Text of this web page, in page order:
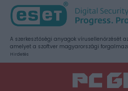
A szerkesztőségi anyagok vírusellenőrzését
amelyet a szoftver magyarországi
Hirdetés